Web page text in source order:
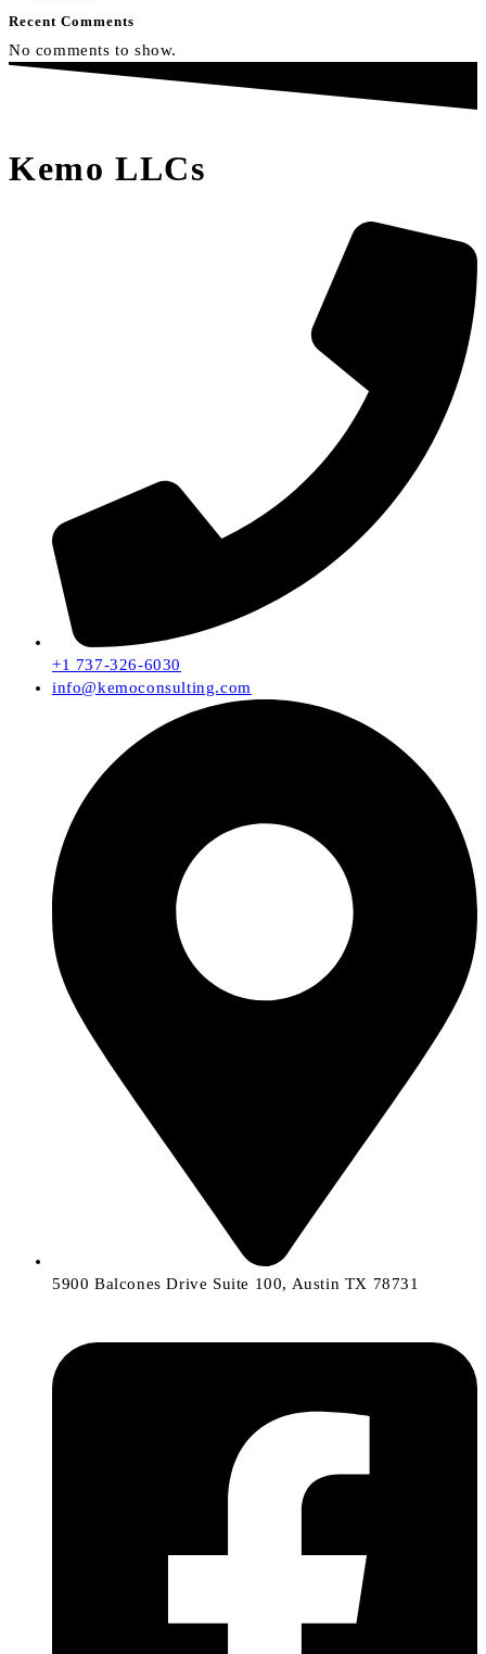
Recent Comments
No comments to show.
Kemo LLCs
+1 737-326-6030
info@kemoconsulting.com
5900 Balcones Drive Suite 100, Austin TX 78731